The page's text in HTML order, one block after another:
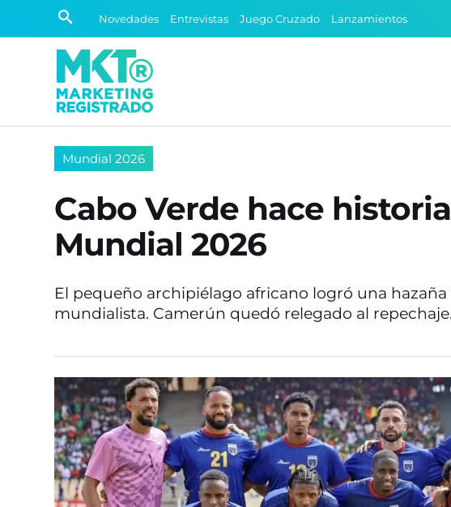
Novedades Entrevistas Juego Cruzado Lanzamientos
Mundial 2026
Cabo Verde hace
Mundial 2026
El pequeño archipiélago africano logró una
mundialista. Camerún quedó relegado al repechaje.